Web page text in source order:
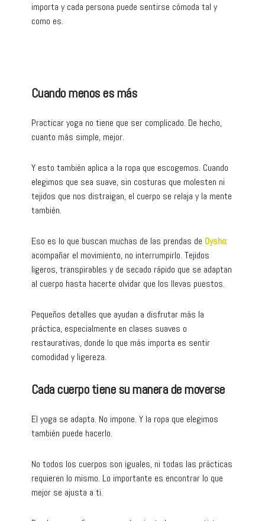
importa y cada persona puede sentirse cómoda tal y
como es.
Cuando menos es más
Practicar yoga no tiene que ser complicado. De hecho,
cuanto más simple, mejor.
Y esto también aplica a la ropa que escogemos. Cuando
elegimos que sea suave, sin costuras que molesten ni
tejidos que nos distraigan, el cuerpo se relaja y la mente
también.
Eso es lo que buscan muchas de las prendas de Oysho:
acompañar el movimiento, no interrumpirlo. Tejidos
ligeros, transpirables y de secado rápido que se adaptan
al cuerpo hasta hacerte olvidar que los llevas puestos.
Pequeños detalles que ayudan a disfrutar más la
práctica, especialmente en clases suaves o
restaurativas, donde lo que más importa es sentir
comodidad y ligereza.
Cada cuerpo tiene su manera de moverse
El yoga se adapta. No impone. Y la ropa que elegimos
también puede hacerlo.
No todos los cuerpos son iguales, ni todas las prácticas
requieren lo mismo. Lo importante es encontrar lo que
mejor se ajusta a ti.